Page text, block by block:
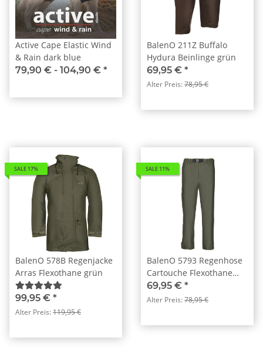
Active Cape Elastic Wind
& Rain dark blue
79,90 € - 104,90 € *
BalenO 211Z Buffalo
Hydura Beinlinge grün
69,95 € *
Alter Preis:78,95 €
SALE 17%
BalenO 578B Regenjacke
Arras Flexothane grün
99,95 € *
Alter Preis:119,95 €
SALE 11%
BalenO 5793 Regenhose
Cartouche Flexothane
grün
69,95 € *
Alter Preis:78,95 €